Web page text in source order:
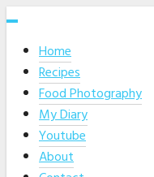
Skip
contentHome
Recipes
Food Photography
My Diary
Youtube
About